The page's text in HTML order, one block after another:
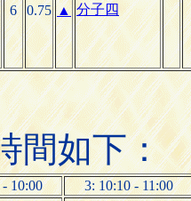
6 0.75 ▲ 分子四
間如下：
10:00
3: 10:10 - 11:00